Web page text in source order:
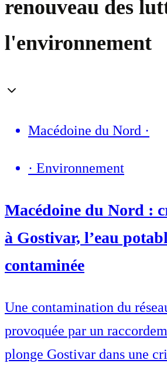
renouveau des
l'environnement
Macédoine du Nord ·
· Environnement
Macédoine du Nord :
à Gostivar, l’eau
contaminée
Une contamination du
provoquée par un
plonge Gostivar dans une